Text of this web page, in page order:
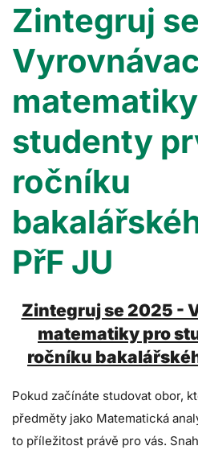
Zintegruj
studenty
ročníku
PřF JU
Zintegruj se 2025 -
matematiky pro
ročníku
Pokud začínáte studovat obor,
předměty jako Matematická
to příležitost právě pro vás.